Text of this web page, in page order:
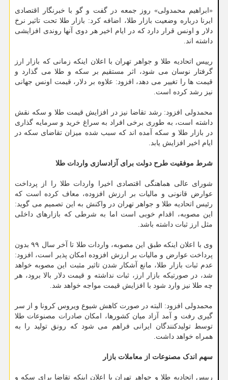
«ابراهیم محمدولی» روز جمعه در گفت و گو با خبرنگار اقتصادی
ایرنا درباره وضعیت بازار طلا، اضافه کرد: بازار طلا تحت تاثیر نرخ
دلار و اونس قرار دارد که در ایام اخیر هر دوی آنها روندی افزایشی
داشته اند.
رییس اتحادیه طلا و جواهر تهران با اعلان اینکه زمانی که بازار ارز
گرفتار نوسان می شود، اثر مستقیم بر سکه و طلا می گذارد و
قیمت ها را تغییر می دهد، افزود: علاوه بر دلار، قیمت اونس جهانی
نیز رشد کرده است.
محمدولی افزود: رشد تقاضا نیز در افزایش قیمت طلا و سکه نقش
داشته است، به طوری برخی افراد به سراغ خرید و سرمایه گذاری
در بازار طلا و سکه آمده اند که سبب شده میزان تقاضای سکه در
ایام اخیر افزایش یابد.
شرط موفقیت طرح دولت برای آزادسازی واردات طلا
شورای عالی هماهنگی اقتصادی اخیرا واردات طلا را از پرداخت
عوارض قانونی و مالیات بر ارزش افزوده، معاف کرده است که
رئیس اتحادیه طلا و جواهر تهران در واکنش به این تصمیم می گوید:
این مصوبه، اقدام خوبی است اما به شرطی که بازارهای داخلی
مثل ارز ثبات داشته باشد.
وی با اعلان اینکه طبق این مصوبه، واردات طلا تا آخر سال ۹۹ بدون
پرداخت عوارض و مالیات بر ارزش افزوده امکان پذیر است، افزود:
عدم ثبات بازار طلا، مانع آشکار شدن تاثیر مثبت این مصوبه خواهد
شد، در صورتیکه بازار ارز، ثبات نداشته و قیمت دلار بالا برود، هر
چه طلا نیز وارد شود با افزایش قیمت مواجه خواهد شد.
محمدولی افزود: البته در صورت کاهش شیوع ویروس کرونا و از سر
گیری رفت و آمد آزاد میان کشورها، امکان صادرات مصنوعات طلا
توسط تولیدکنندگان ایرانی فراهم می شود که رونق تولید را به
همراه خواهد داشت.
سهم اندک مصنوعات از معاملات بازار
رییس اتحادیه طلا و جواهر تهران با اعلان اینکه تقاضا برای سکه و